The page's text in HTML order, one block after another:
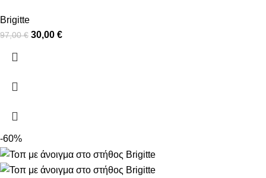
Brigitte
97,00€ 30,00 €
-60%